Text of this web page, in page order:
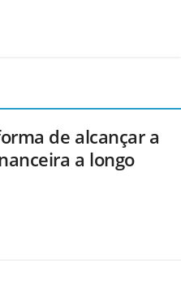
de alcançar a
a longo